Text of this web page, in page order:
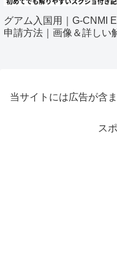
グアム入国用｜G-CNMI
申請方法｜画像＆詳しい
当サイトには広告が含
ス